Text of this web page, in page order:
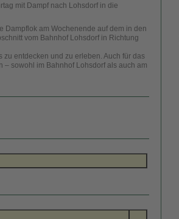
mit Dampf nach Lohsdorf in die
Dampflok am Wochenende auf dem in den
vom Bahnhof Lohsdorf in Richtung
entdecken und zu erleben. Auch für das
sowohl im Bahnhof Lohsdorf als auch am